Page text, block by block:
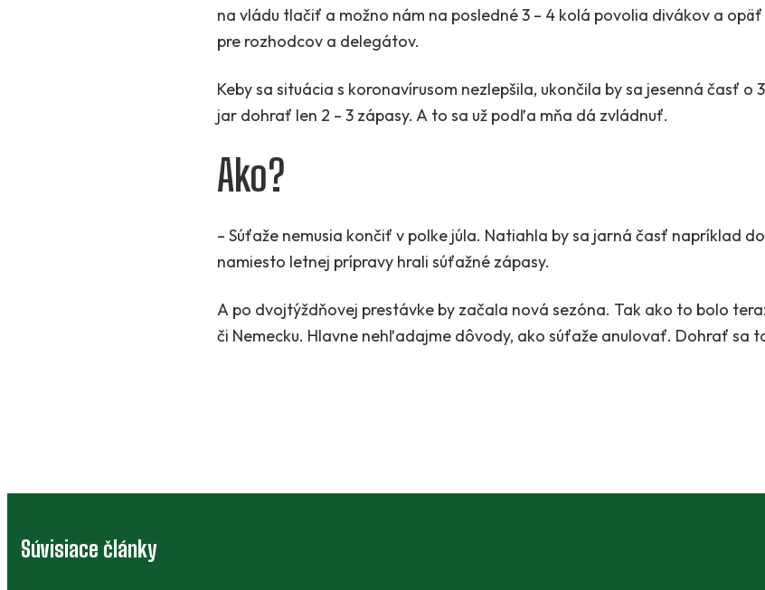
na vládu tlačiť a možno nám na posledné 3 – 4 kolá povolia divákov a
pre rozhodcov a delegátov.
Keby sa situácia s koronavírusom nezlepšila, ukončila by sa jesenná časť o
jar dohrať len 2 – 3 zápasy. A to sa už podľa mňa dá zvládnuť.
Ako?
– Súťaže nemusia končiť v polke júla. Natiahla by sa jarná časť napríklad
namiesto letnej prípravy hrali súťažné zápasy.
A po dvojtýždňovej prestávke by začala nová sezóna. Tak ako to bolo
či Nemecku. Hlavne nehľadajme dôvody, ako súťaže anulovať. Dohrať sa
Súvisiace články